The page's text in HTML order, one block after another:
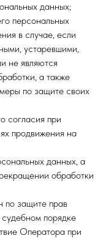
данных;
персональных
в случае, если
устаревшими,
не являются
а также
по защите своих
согласия при
продвижения на
данных, а
обработки
по защите прав
порядке
Оператора при